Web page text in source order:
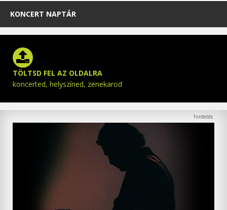
KONCERT NAPTÁR
TÖLTSD FEL AZ OLDALRA
koncerted, helyszíned, zenekarod